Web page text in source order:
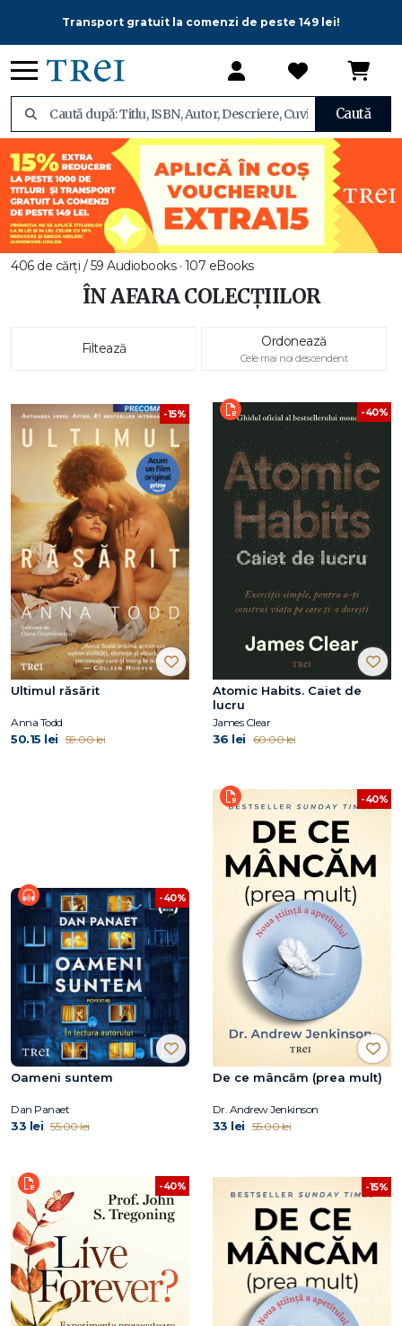
Transport gratuit la comenzi de peste 149 lei!
Caută
406 de cărți / 59 Audiobooks · 107 eBooks
ÎN AFARA COLECȚIILOR
Filtează Ordonează
Cele mai noi descendent
-15%
Ultimul răsărit
Anna Todd
50.15 lei 59.00 lei
-40%
Atomic Habits. Caiet de
lucru
James Clear
36 lei 60.00 lei
-40%
Oameni suntem
Dan Panaet
33 lei 55.00 lei
-40%
De ce mâncăm (prea mult)
Dr. Andrew Jenkinson
33 lei 55.00 lei
-40% -15%